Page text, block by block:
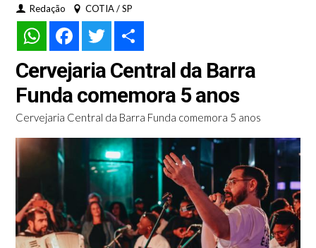
Redação
COTIA / SP
WhatsAppFacebookTwitter
Cervejaria Central da Barra
Funda comemora 5 anos
Cervejaria Central da Barra Funda comemora 5 anos